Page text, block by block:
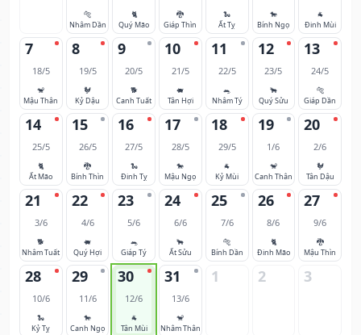
🐅
Nhâm Dần
🐈
Quý Mão
🐉
Giáp Thìn
🐍
Ất Tỵ
🐎
Bính Ngọ
🐐
Đinh Mùi
7
18/5
🐒
Mậu Thân
8
19/5
🐓
Kỷ Dậu
9
20/5
🐕
Canh Tuất
10
21/5
🐖
Tân Hợi
11
22/5
🐀
Nhâm Tý
12
23/5
🐂
Quý Sửu
13
24/5
🐅
Giáp Dần
14
25/5
🐈
Ất Mão
15
26/5
🐉
Bính Thìn
16
27/5
🐍
Đinh Tỵ
17
28/5
🐎
Mậu Ngọ
18
29/5
🐐
Kỷ Mùi
19
1/6
🐒
Canh Thân
20
2/6
🐓
Tân Dậu
21
3/6
🐕
Nhâm Tuất
22
4/6
🐖
Quý Hợi
23
5/6
🐀
Giáp Tý
24
6/6
🐂
Ất Sửu
25
7/6
🐅
Bính Dần
26
8/6
🐈
Đinh Mão
27
9/6
🐉
Mậu Thìn
28
10/6
🐍
Kỷ Tỵ
29
11/6
🐎
Canh Ngọ
30
12/6
🐐
Tân Mùi
31
13/6
🐒
Nhâm Thân
1 2 3